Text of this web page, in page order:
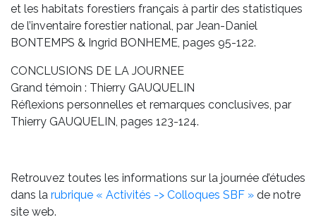
et les habitats forestiers français à partir des statistiques
de l’inventaire forestier national, par Jean-Daniel
BONTEMPS & Ingrid BONHEME, pages 95-122.
CONCLUSIONS DE LA JOURNEE
Grand témoin : Thierry GAUQUELIN
Réflexions personnelles et remarques conclusives, par
Thierry GAUQUELIN, pages 123-124.
Retrouvez toutes les informations sur la journée d’études
dans la rubrique « Activités -> Colloques SBF » de notre
site web.